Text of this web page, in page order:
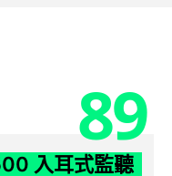
89
入耳式監聽